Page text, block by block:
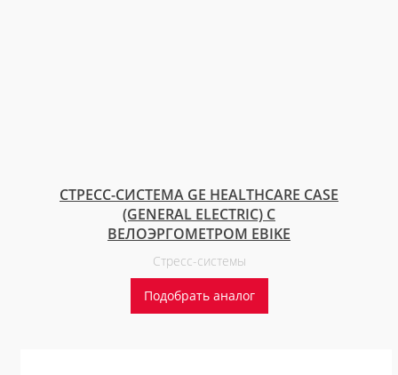
СТРЕСС-СИСТЕМА GE HEALTHCARE CASE
(GENERAL ELECTRIC) С
ВЕЛОЭРГОМЕТРОМ EBIKE
Стресс-системы
Подобрать аналог